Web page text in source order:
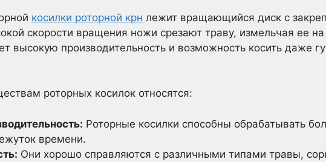
косилки роторной крн лежит вращающийся диск с
скорости вращения ножи срезают траву, измельчая ее
высокую производительность и возможность косить даже
роторных косилок относятся:
Роторные косилки способны обрабатывать
времени.
Они хорошо справляются с различными типами травы,